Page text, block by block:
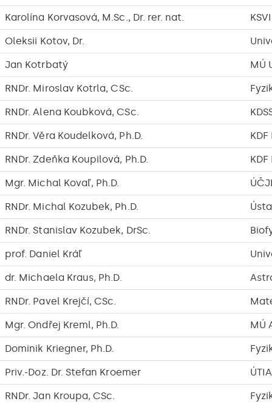
Karolína Korvasová, M.Sc., Dr. rer. nat.
Oleksii Kotov, Dr.
Jan Kotrbatý MÚ
RNDr. Miroslav Kotrla, CSc.
RNDr. Alena Koubková, CSc.
RNDr. Věra Koudelková, Ph.D. KDF
RNDr. Zdeňka Koupilová, Ph.D. KDF
Mgr. Michal Kovaľ, Ph.D.
RNDr. Michal Kozubek, Ph.D.
RNDr. Stanislav Kozubek, DrSc.
prof. Daniel Kráľ
dr. Michaela Kraus, Ph.D.
RNDr. Pavel Krejčí, CSc.
Mgr. Ondřej Kreml, Ph.D. MÚ
Dominik Kriegner, Ph.D.
Priv.-Doz. Dr. Stefan Kroemer
RNDr. Jan Kroupa, CSc.